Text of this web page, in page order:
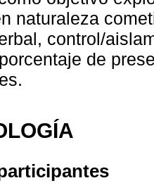
naturaleza
control/
de